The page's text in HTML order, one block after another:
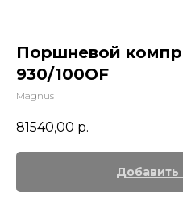
Поршневой
930/100OF
Magnus
81540,00 р.
Добавить